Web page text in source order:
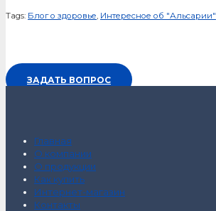
Tags: Блог о здоровье Интересное об "Альсарии"
ЗАДАТЬ ВОПРОС
Главная
О компании
О продукции
Как купить
Интернет-магазин
Контакты